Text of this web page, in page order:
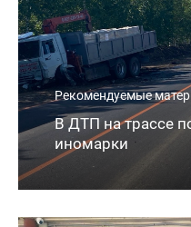
Рекомендуемые
В ДТП на трассе
иномарки